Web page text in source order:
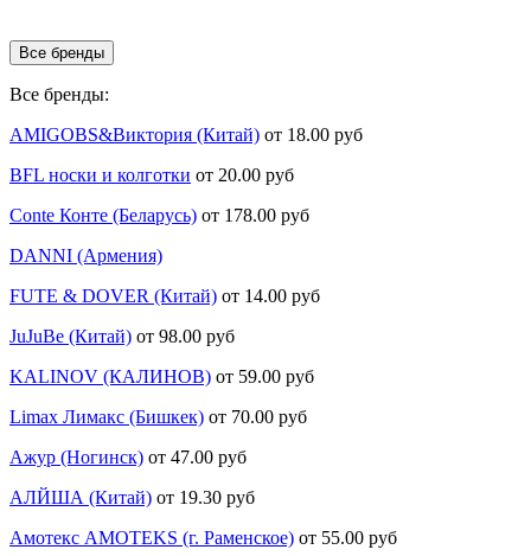
Все бренды
Все бренды:
AMIGOBS&Виктория (Китай) от 18.00 руб
BFL носки и колготки от 20.00 руб
Conte Конте (Беларусь) от 178.00 руб
DANNI (Армения)
FUTE & DOVER (Китай) от 14.00 руб
JuJuBe (Китай) от 98.00 руб
KALINOV (КАЛИНОВ) от 59.00 руб
Limax Лимакс (Бишкек) от 70.00 руб
Ажур (Ногинск) от 47.00 руб
АЛЙША (Китай) от 19.30 руб
Амотекс AMOTEKS (г. Раменское) от 55.00 руб